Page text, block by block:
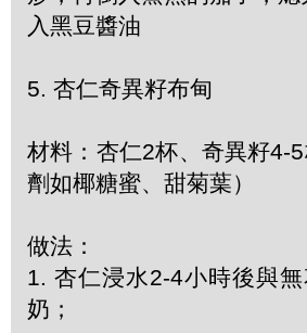
入黑豆醬油
5. 杏仁奇異籽布甸
材料：杏仁2杯、奇異籽4-
劑如椰糖蜜、甜菊葉）
做法：
1. 杏仁浸水2-4小時後與
奶；